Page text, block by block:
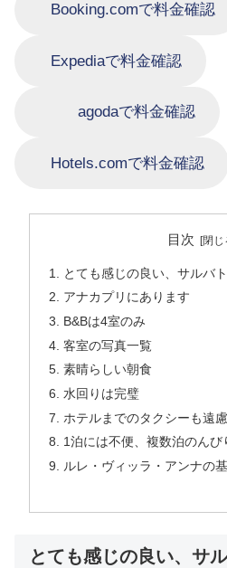
Booking.comで料金確認
Expediaで料金確認
agodaで料金確認
Hotels.comで料金確認
目次
とても感じの良い、サルバ
アナカプリにあります
B&Bは4室のみ
客室の写真一覧
素晴らしい朝食
水回りは完璧
ホテルまでのタクシーも遠
1泊には不便、複数泊のんび
ルレ・ヴィッラ・アンナの
とても感じの良い、サ